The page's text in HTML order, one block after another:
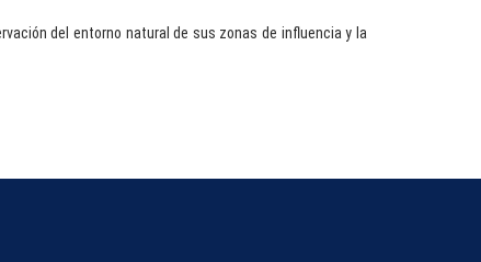
del entorno natural de sus zonas de influencia y la